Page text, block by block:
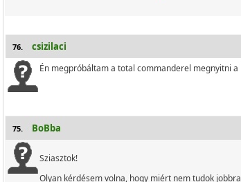
76. csizilaci
Én megpróbáltam a total commanderel megnyitni
75. BoBba
Sziasztok!
Olyan kérdésem volna, hogy miért nem tudok